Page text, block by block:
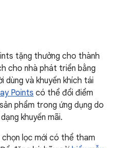
tặng thưởng cho thành
cho nhà phát triển bằng
dùng và khuyến khích tái
Points có thể đổi điểm
phẩm trong ứng dụng do
khuyến mãi.
lọc mới có thể tham